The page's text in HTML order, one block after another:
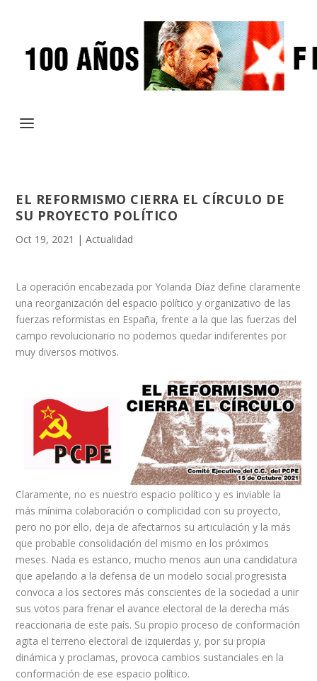
EL REFORMISMO CIERRA EL CÍRCULO DE
SU PROYECTO POLÍTICO
Oct 19, 2021 |Actualidad
La operación encabezada por Yolanda Díaz define claramente
una reorganización del espacio político y organizativo de las
fuerzas reformistas en España, frente a la que las fuerzas del
campo revolucionario no podemos quedar indiferentes por
muy diversos motivos.
Claramente, no es nuestro espacio político y es inviable la
más mínima colaboración o complicidad con su proyecto,
pero no por ello, deja de afectarnos su articulación y la más
que probable consolidación del mismo en los próximos
meses. Nada es estanco, mucho menos aun una candidatura
que apelando a la defensa de un modelo social progresista
convoca a los sectores más conscientes de la sociedad a unir
sus votos para frenar el avance electoral de la derecha más
reaccionaria de este país. Su propio proceso de conformación
agita el terreno electoral de izquierdas y, por su propia
dinámica y proclamas, provoca cambios sustanciales en la
conformación de ese espacio político.